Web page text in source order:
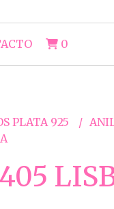
0
PLATA 925